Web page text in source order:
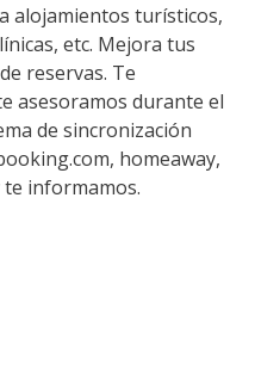
alojamientos turísticos,
etc. Mejora tus
reservas. Te
asesoramos durante el
de sincronización
homeaway,
informamos.